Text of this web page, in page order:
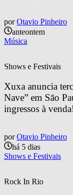
por Otavio Pinheiro
anteontem
Música
Shows e Festivais
Xuxa anuncia
Nave” em São
ingressos à
por Otavio Pinheiro
há 5 dias
Shows e Festivais
Rock In Rio